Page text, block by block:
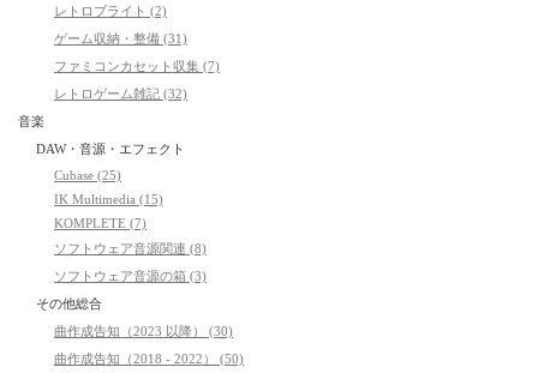
レトロブライト (2)
ゲーム収納・整備 (31)
ファミコンカセット収集 (7)
レトロゲーム雑記 (32)
音楽
DAW・音源・エフェクト
Cubase (25)
IK Multimedia (15)
KOMPLETE (7)
ソフトウェア音源関連 (8)
ソフトウェア音源の箱 (3)
その他総合
曲作成告知（2023 以降） (30)
曲作成告知（2018 - 2022） (50)